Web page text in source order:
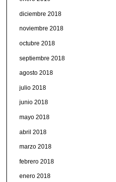
diciembre 2018
noviembre 2018
octubre 2018
septiembre 2018
agosto 2018
julio 2018
junio 2018
mayo 2018
abril 2018
marzo 2018
febrero 2018
enero 2018